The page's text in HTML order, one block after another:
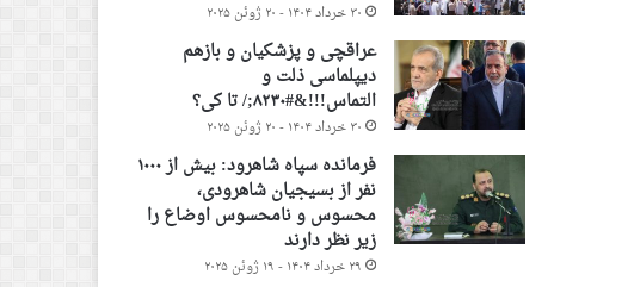
۳۰ خرداد ۱۴۰۴ - ۲۰ ژوئن ۲۰۲۵
عراقچی و پزشکیان و بازهم
دیپلماسی ذلت و
التماس!!!&#۸۲۳۰;/ تا کی؟
۳۰ خرداد ۱۴۰۴ - ۲۰ ژوئن ۲۰۲۵
فرمانده سپاه شاهرود: بیش از ۱۰۰۰
نفر از بسیجیان شاهرودی،
محسوس و نامحسوس اوضاع را
زیر نظر دارند
۲۹ خرداد ۱۴۰۴ - ۱۹ ژوئن ۲۰۲۵